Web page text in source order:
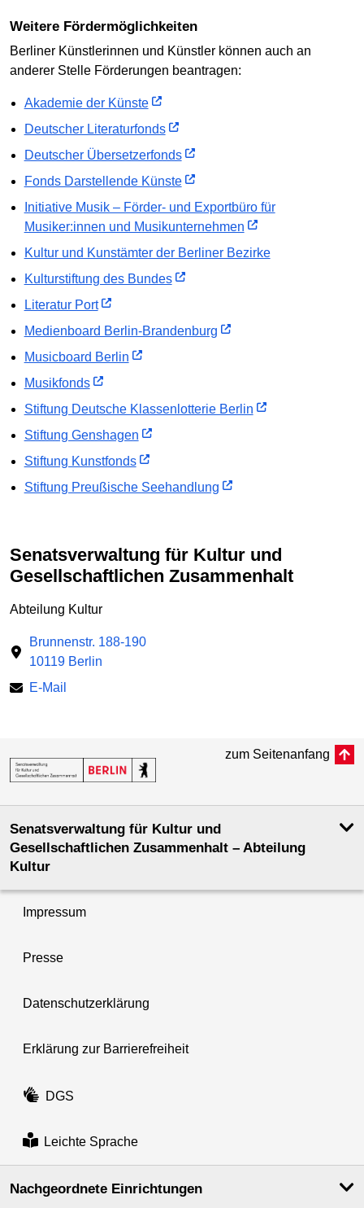
Weitere Fördermöglichkeiten
Berliner Künstlerinnen und Künstler können auch an
anderer Stelle Förderungen beantragen:
Akademie der Künste
Deutscher Literaturfonds
Deutscher Übersetzerfonds
Fonds Darstellende Künste
Initiative Musik – Förder- und Exportbüro für
Musiker:innen und Musikunternehmen
Kultur und Kunstämter der Berliner Bezirke
Kulturstiftung des Bundes
Literatur Port
Medienboard Berlin-Brandenburg
Musicboard Berlin
Musikfonds
Stiftung Deutsche Klassenlotterie Berlin
Stiftung Genshagen
Stiftung Kunstfonds
Stiftung Preußische Seehandlung
Senatsverwaltung für Kultur und
Gesellschaftlichen Zusammenhalt
Abteilung Kultur
Brunnenstr. 188-190
10119 Berlin
E-Mail
zum Seitenanfang
Senatsverwaltung für Kultur und
Gesellschaftlichen Zusammenhalt – Abteilung
Kultur
Impressum
Presse
Datenschutzerklärung
Erklärung zur Barrierefreiheit
DGS
Leichte Sprache
Nachgeordnete Einrichtungen